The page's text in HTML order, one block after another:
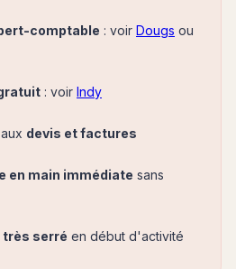
comptable : voir Dougs ou
: voir Indy
devis et factures
en main immédiate sans
très serré en début d'activité